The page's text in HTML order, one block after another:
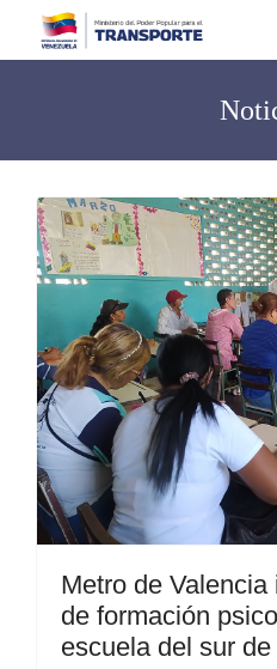
Metro de
de formación
escuela del sur